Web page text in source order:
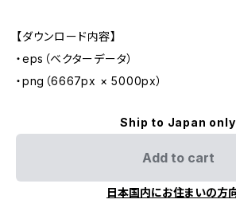
【ダウンロード内容】
・eps（ベクターデータ）
・png（6667px × 5000px）
Ship to Japan only
Add to cart
日本国内にお住まいの方